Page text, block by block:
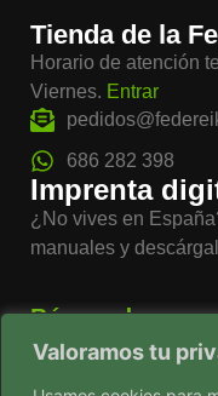
Valoramos tu
Tienda de la
Horario de atención
Viernes. Entrar
686 282 398
Imprenta
¿No vives en
manuales y
Búsqueda